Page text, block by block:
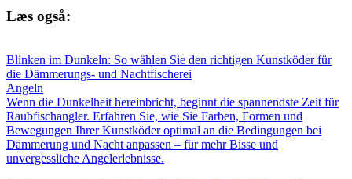
Læs også:
Blinken im Dunkeln: So wählen Sie den richtigen Kunstköder für
die Dämmerungs- und Nachtfischerei
Angeln
Wenn die Dunkelheit hereinbricht, beginnt die spannendste Zeit für
Raubfischangler. Erfahren Sie, wie Sie Farben, Formen und
Bewegungen Ihrer Kunstköder optimal an die Bedingungen bei
Dämmerung und Nacht anpassen – für mehr Bisse und
unvergessliche Angelerlebnisse.